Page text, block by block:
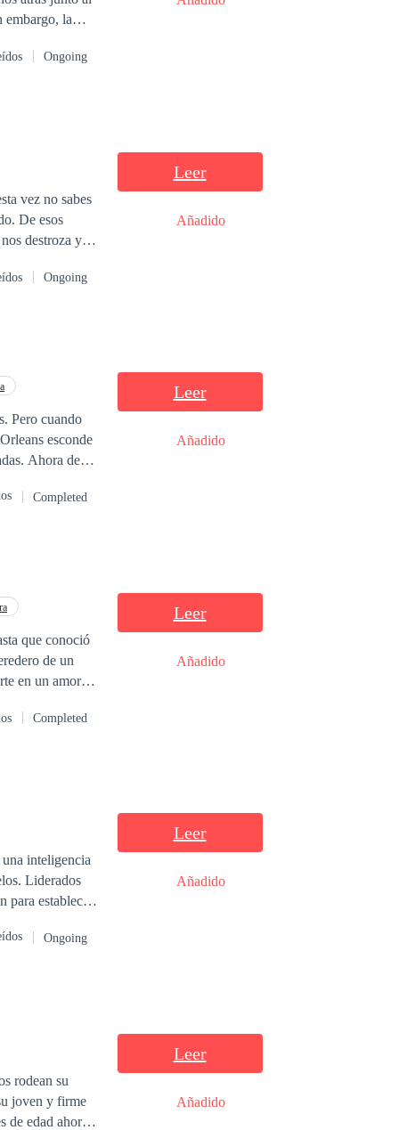
embargo, la
un hombre
Ongoing
vez no sabes
De esos
destroza y
reconocer
que tu
Napoleón;
ni siquiera se
Ongoing
Leer
Añadido
Pero cuando
esconde
Completed
Leer
Añadido
que conoció
Completed
Leer
Añadido
inteligencia
Liderados
para establecer
y lucha en
por la guerra?
Ongoing
Leer
Añadido
rodean su
joven y firme
de edad ahora
Leer
Añadido